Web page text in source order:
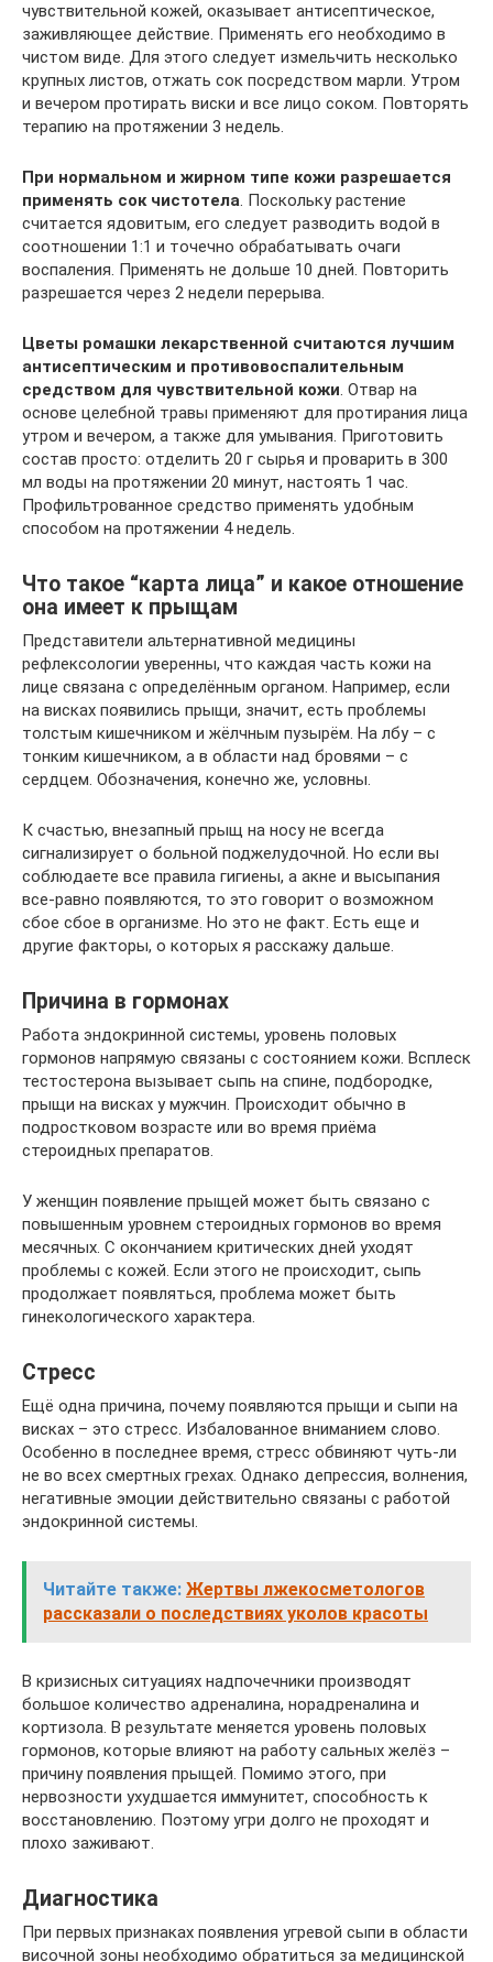
чувствительной кожей, оказывает антисептическое,
заживляющее действие. Применять его необходимо в
чистом виде. Для этого следует измельчить несколько
крупных листов, отжать сок посредством марли. Утром
и вечером протирать виски и все лицо соком. Повторять
терапию на протяжении 3 недель.
При нормальном и жирном типе кожи разрешается
применять сок чистотела. Поскольку растение
считается ядовитым, его следует разводить водой в
соотношении 1:1 и точечно обрабатывать очаги
воспаления. Применять не дольше 10 дней. Повторить
разрешается через 2 недели перерыва.
Цветы ромашки лекарственной считаются лучшим
антисептическим и противовоспалительным
средством для чувствительной кожи. Отвар на
основе целебной травы применяют для протирания лица
утром и вечером, а также для умывания. Приготовить
состав просто: отделить 20 г сырья и проварить в 300
мл воды на протяжении 20 минут, настоять 1 час.
Профильтрованное средство применять удобным
способом на протяжении 4 недель.
Что такое “карта лица” и какое отношение
она имеет к прыщам
Представители альтернативной медицины
рефлексологии уверенны, что каждая часть кожи на
лице связана с определённым органом. Например, если
на висках появились прыщи, значит, есть проблемы
толстым кишечником и жёлчным пузырём. На лбу – с
тонким кишечником, а в области над бровями – с
сердцем. Обозначения, конечно же, условны.
К счастью, внезапный прыщ на носу не всегда
сигнализирует о больной поджелудочной. Но если вы
соблюдаете все правила гигиены, а акне и высыпания
все-равно появляются, то это говорит о возможном
сбое сбое в организме. Но это не факт. Есть еще и
другие факторы, о которых я расскажу дальше.
Причина в гормонах
Работа эндокринной системы, уровень половых
гормонов напрямую связаны с состоянием кожи. Всплеск
тестостерона вызывает сыпь на спине, подбородке,
прыщи на висках у мужчин. Происходит обычно в
подростковом возрасте или во время приёма
стероидных препаратов.
У женщин появление прыщей может быть связано с
повышенным уровнем стероидных гормонов во время
месячных. С окончанием критических дней уходят
проблемы с кожей. Если этого не происходит, сыпь
продолжает появляться, проблема может быть
гинекологического характера.
Стресс
Ещё одна причина, почему появляются прыщи и сыпи на
висках – это стресс. Избалованное вниманием слово.
Особенно в последнее время, стресс обвиняют чуть-ли
не во всех смертных грехах. Однако депрессия, волнения,
негативные эмоции действительно связаны с работой
эндокринной системы.
Читайте также: Жертвы лжекосметологов
рассказали о последствиях уколов красоты
В кризисных ситуациях надпочечники производят
большое количество адреналина, норадреналина и
кортизола. В результате меняется уровень половых
гормонов, которые влияют на работу сальных желёз –
причину появления прыщей. Помимо этого, при
нервозности ухудшается иммунитет, способность к
восстановлению. Поэтому угри долго не проходят и
плохо заживают.
Диагностика
При первых признаках появления угревой сыпи в области
височной зоны необходимо обратиться за медицинской